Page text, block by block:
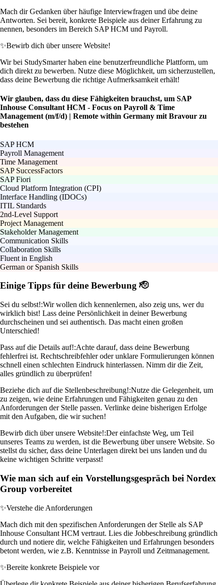
Mach dir Gedanken über häufige Interviewfragen und übe deine
Antworten. Sei bereit, konkrete Beispiele aus deiner Erfahrung zu
nennen, besonders im Bereich SAP HCM und Payroll.
✨Bewirb dich über unsere Website!
Wir bei StudySmarter haben eine benutzerfreundliche Plattform, um
dich direkt zu bewerben. Nutze diese Möglichkeit, um sicherzustellen,
dass deine Bewerbung die richtige Aufmerksamkeit erhält!
Wir glauben, dass du diese Fähigkeiten brauchst, um SAP
Inhouse Consultant HCM - Focus on Payroll & Time
Management (m/f/d) | Remote within Germany mit Bravour zu
bestehen
SAP HCM
Payroll Management
Time Management
SAP SuccessFactors
SAP Fiori
Cloud Platform Integration (CPI)
Interface Handling (IDOCs)
ITIL Standards
2nd-Level Support
Project Management
Stakeholder Management
Communication Skills
Collaboration Skills
Fluent in English
German or Spanish Skills
Einige Tipps für deine Bewerbung 🫡
Sei du selbst!:Wir wollen dich kennenlernen, also zeig uns, wer du
wirklich bist! Lass deine Persönlichkeit in deiner Bewerbung
durchscheinen und sei authentisch. Das macht einen großen
Unterschied!
Pass auf die Details auf!:Achte darauf, dass deine Bewerbung
fehlerfrei ist. Rechtschreibfehler oder unklare Formulierungen können
schnell einen schlechten Eindruck hinterlassen. Nimm dir die Zeit,
alles gründlich zu überprüfen!
Beziehe dich auf die Stellenbeschreibung!:Nutze die Gelegenheit, um
zu zeigen, wie deine Erfahrungen und Fähigkeiten genau zu den
Anforderungen der Stelle passen. Verlinke deine bisherigen Erfolge
mit den Aufgaben, die wir suchen!
Bewirb dich über unsere Website!:Der einfachste Weg, um Teil
unseres Teams zu werden, ist die Bewerbung über unsere Website. So
stellst du sicher, dass deine Unterlagen direkt bei uns landen und du
keine wichtigen Schritte verpasst!
Wie man sich auf ein Vorstellungsgespräch bei Nordex
Group vorbereitet
✨Verstehe die Anforderungen
Mach dich mit den spezifischen Anforderungen der Stelle als SAP
Inhouse Consultant HCM vertraut. Lies die Jobbeschreibung gründlich
durch und notiere dir, welche Fähigkeiten und Erfahrungen besonders
betont werden, wie z.B. Kenntnisse in Payroll und Zeitmanagement.
✨Bereite konkrete Beispiele vor